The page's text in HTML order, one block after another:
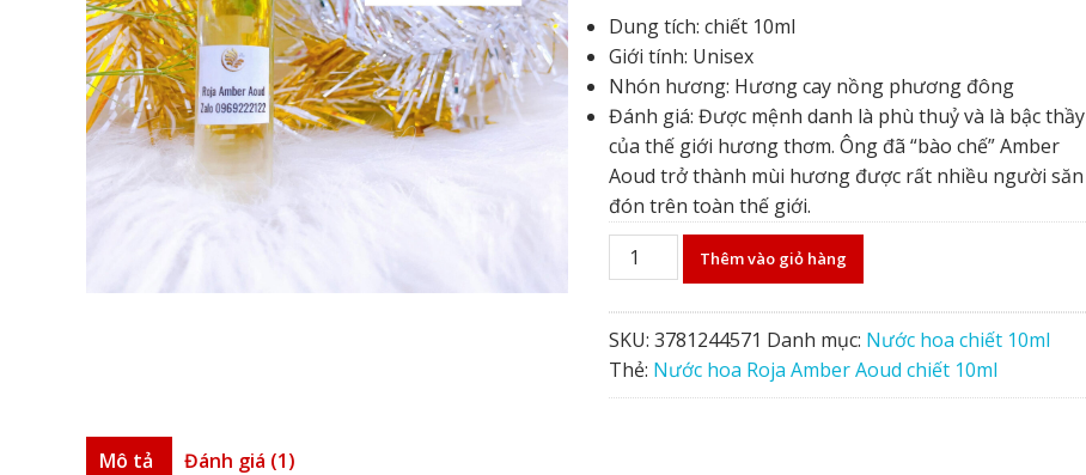
Dung tích: chiết 10ml
Giới tính: Unisex
Nhón hương: Hương cay nồng phương đông
Đánh giá: Được mệnh danh là phù thuỷ và là bậc thầy
của thế giới hương thơm. Ông đã “bào chế” Amber
Aoud trở thành mùi hương được rất nhiều người săn
đón trên toàn thế giới.
Nước
hoa
Roja
Amber
Aoud
chiết
Thêm vào giỏ hàng
SKU: 3781244571 Danh mục: Nước hoa chiết 10ml
Thẻ: Nước hoa Roja Amber Aoud chiết 10ml
Mô tả Đánh giá (1)